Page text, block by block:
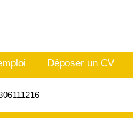
Déposer un CV